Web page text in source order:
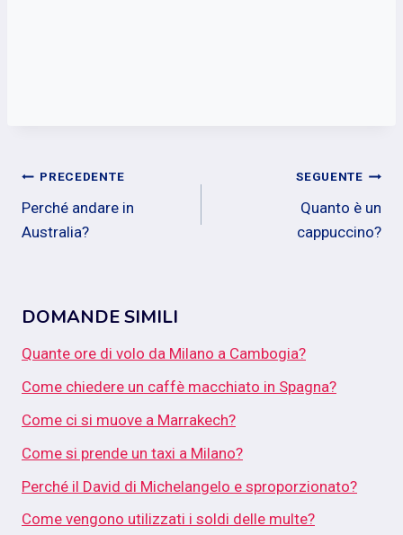
Navigazione
articoli
PRECEDENTE
Perché andare in
Australia?
SEGUENTE
Quanto è un
cappuccino?
DOMANDE SIMILI
Quante ore di volo da Milano a Cambogia?
Come chiedere un caffè macchiato in Spagna?
Come ci si muove a Marrakech?
Come si prende un taxi a Milano?
Perché il David di Michelangelo e sproporzionato?
Come vengono utilizzati i soldi delle multe?